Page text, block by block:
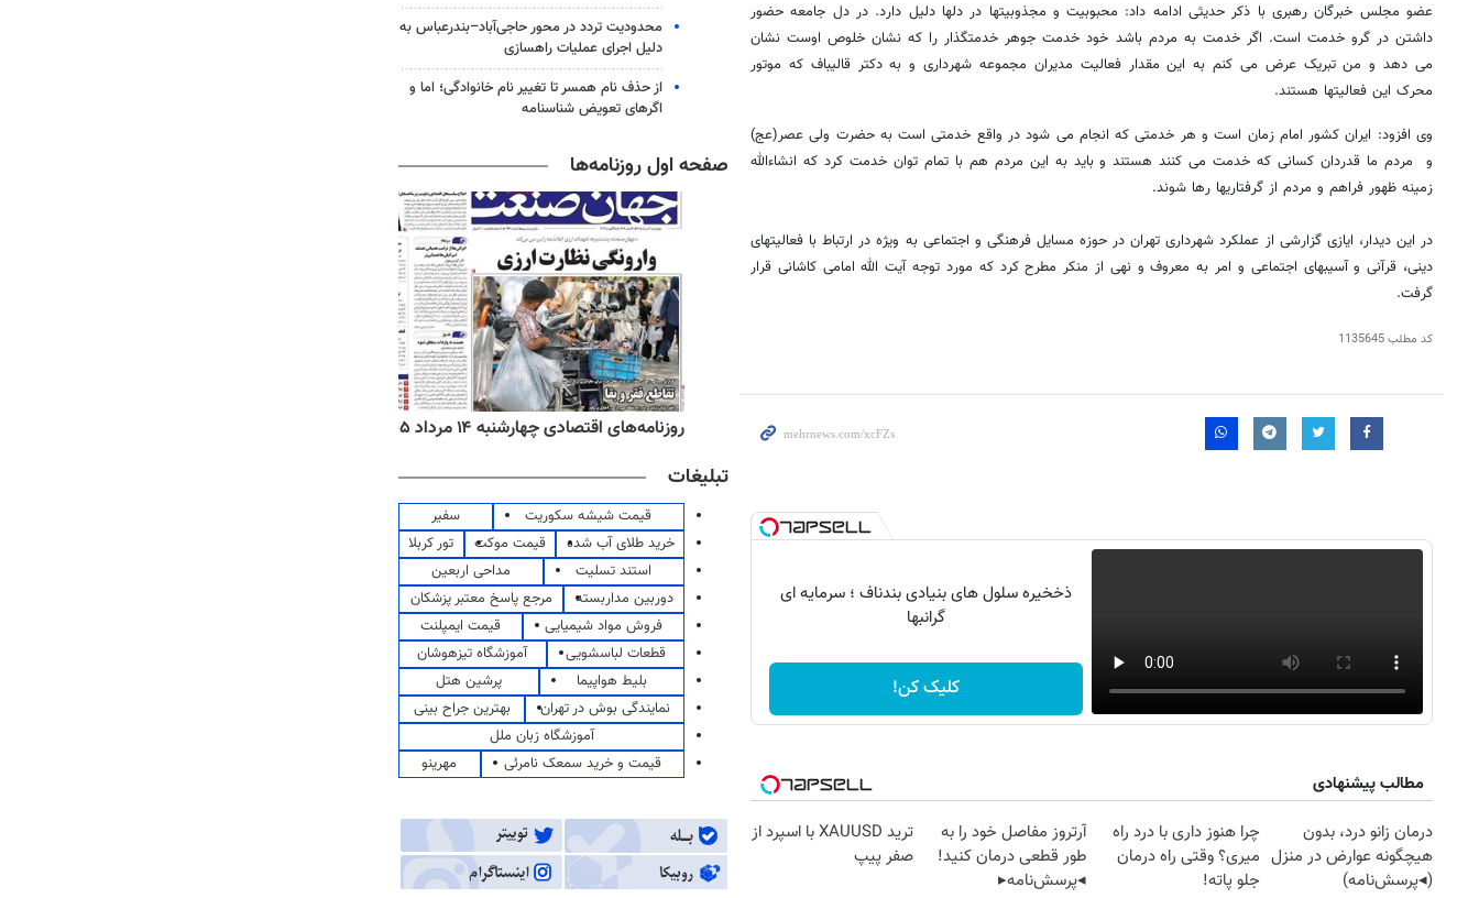
عضو مجلس خبرگان رهبری با ذکر حدیثی ادامه داد: محبوبیت و مجذوبیتها در دلها دلیل دارد. در دل جامعه حضور
داشتن در گرو خدمت است. اگر خدمت به مردم باشد خود خدمت جوهر خدمتگذار را که نشان خلوص اوست نشان
می دهد و من تبریک عرض می کنم به این مقدار فعالیت مدیران مجموعه شهرداری و به دکتر قالیباف که موتور
محرک این فعالیتها هستند.
وی افزود: ایران کشور امام زمان است و هر خدمتی که انجام می شود در واقع خدمتی است به حضرت ولی عصر(عج)
و مردم ما قدردان کسانی که خدمت می کنند هستند و باید به این مردم هم با تمام توان خدمت کرد که انشاءالله
زمینه ظهور فراهم و مردم از گرفتاریها رها شوند.
در این دیدار، ایازی گزارشی از عملکرد شهرداری تهران در حوزه مسایل فرهنگی و اجتماعی به ویژه در ارتباط با فعالیتهای
دینی، قرآنی و آسیبهای اجتماعی و امر به معروف و نهی از منکر مطرح کرد که مورد توجه آیت الله امامی کاشانی قرار
گرفت.
کد مطلب1135645
ذخخیره سلول های بنیادی بندناف ؛ سرمایه ای
گرانبها
کلیک کن!
مطالب پیشنهادی
درمان زانو درد، بدون
هیچگونه عوارض در منزل
(◂پرسش‌نامه)
چرا هنوز داری با درد راه
میری؟ وقتی راه درمان
جلو پاته!
آرتروز مفاصل خود را به
طور قطعی درمان کنید!
◂پرسش‌نامه▸
ترید XAUUSD با اسپرد از
صفر پیپ
محدودیت تردد در محور حاجی‌آباد–بندرعباس به
دلیل اجرای عملیات راهسازی
از حذف نام همسر تا تغییر نام خانوادگی؛ اما و
اگرهای تعویض شناسنامه
صفحه اول روزنامه‌ها
روزنامه‌های ورزشی چهارشنبه ۱۴ مرداد ۱۴۰۵ روزنامه‌های صبح چهارشنبه ۱۴ مرداد ۱۴۰۵ روزنامه‌های اقتصادی چهارشنبه ۱۴ مرداد ۱۴۰۵
تبلیغات
قیمت شیشه سکوریت
سفیر
خرید طلای آب شده
قیمت موکت
تور کربلا
استند تسلیت
مداحی اربعین
دوربین مداربسته
مرجع پاسخ معتبر پزشکان
فروش مواد شیمیایی
قیمت ایمپلنت
قطعات لباسشویی
آموزشگاه تیزهوشان
بلیط هواپیما
پرشین هتل
نمایندگی بوش در تهران
بهترین جراح بینی
آموزشگاه زبان ملل
قیمت و خرید سمعک نامرئی
مهرینو